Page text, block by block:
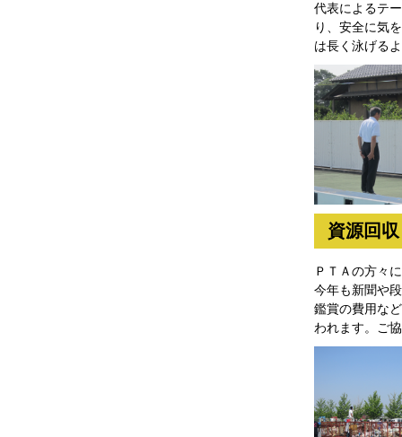
代表によるテ
り、安全に気
は長く泳げる
資源回
ＰＴＡの方々
今年も新聞や
鑑賞の費用な
われます。ご